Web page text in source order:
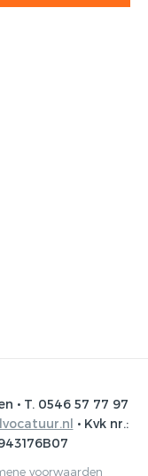
• T. 0546 57 77 97
• Kvk nr.:
voorwaarden